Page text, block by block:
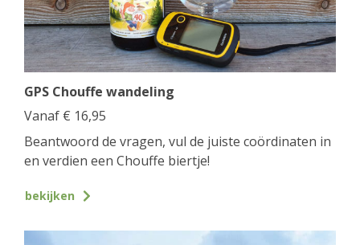
GPS Chouffe wandeling
Vanaf € 16,95
Beantwoord de vragen, vul de juiste coördinaten in
en verdien een Chouffe biertje!
bekijken